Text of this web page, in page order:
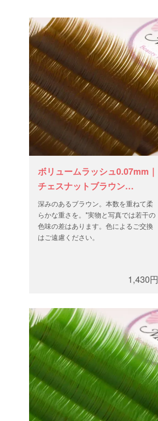
ボリュームラッシュ0.07mm｜
チェスナットブラウン
（J/C/D）
深みのあるブラウン。本数を重ねて柔
らかな重さを。*実物と写真では若干の
色味の差はあります。色によるご交換
はご遠慮ください。
1,430円